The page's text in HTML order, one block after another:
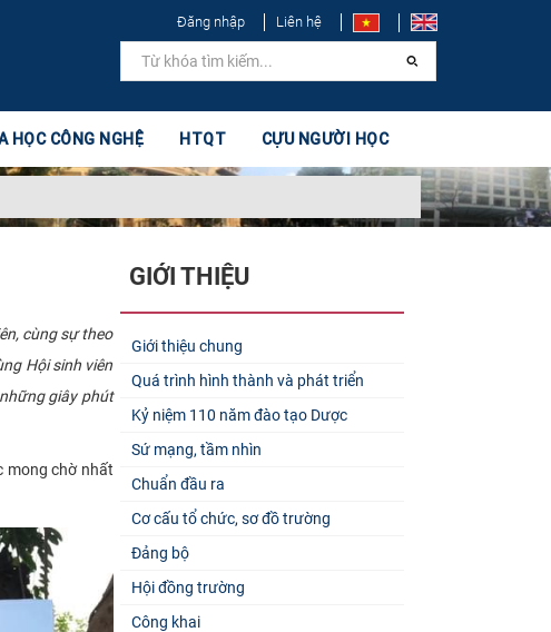
Đăng nhập Liên hệ
HỌC CÔNG NGHỆ HTQT CỰU NGƯỜI HỌC
cùng sự theo
Hội sinh viên
giây phút
mong chờ nhất
GIỚI THIỆU
Giới thiệu chung
Quá trình hình thành và phát triển
Kỷ niệm 110 năm đào tạo Dược
Sứ mạng, tầm nhìn
Chuẩn đầu ra
Cơ cấu tổ chức, sơ đồ trường
Đảng bộ
Hội đồng trường
Công khai